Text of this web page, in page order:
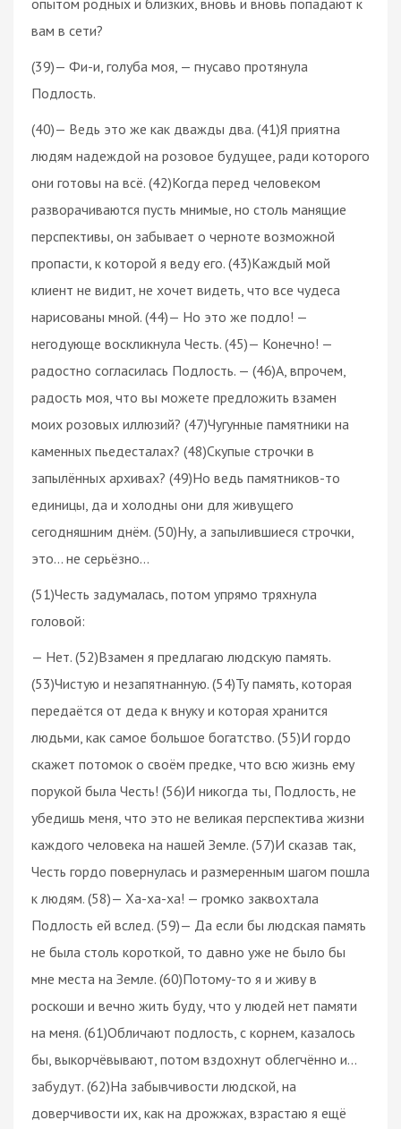
вам в сети?
(39)— Фи-и, голуба моя, — гнусаво протянула
Подлость.
(40)— Ведь это же как дважды два. (41)Я приятна
людям надеждой на розовое будущее, ради которого
они готовы на всё. (42)Когда перед человеком
разворачиваются пусть мнимые, но столь манящие
перспективы, он забывает о черноте возможной
пропасти, к которой я веду его. (43)Каждый мой
клиент не видит, не хочет видеть, что все чудеса
нарисованы мной. (44)— Но это же подло! —
негодующе воскликнула Честь. (45)— Конечно! —
радостно согласилась Подлость. — (46)А, впрочем,
радость моя, что вы можете предложить взамен
моих розовых иллюзий? (47)Чугунные памятники на
каменных пьедесталах? (48)Скупые строчки в
запылённых архивах? (49)Но ведь памятников-то
единицы, да и холодны они для живущего
сегодняшним днём. (50)Ну, а запылившиеся строчки,
это… не серьёзно…
(51)Честь задумалась, потом упрямо тряхнула
головой:
— Нет. (52)Взамен я предлагаю людскую память.
(53)Чистую и незапятнанную. (54)Ту память, которая
передаётся от деда к внуку и которая хранится
людьми, как самое большое богатство. (55)И гордо
скажет потомок о своём предке, что всю жизнь ему
порукой была Честь! (56)И никогда ты, Подлость, не
убедишь меня, что это не великая перспектива жизни
каждого человека на нашей Земле. (57)И сказав так,
Честь гордо повернулась и размеренным шагом пошла
к людям. (58)— Ха-ха-ха! — громко заквохтала
Подлость ей вслед. (59)— Да если бы людская память
не была столь короткой, то давно уже не было бы
мне места на Земле. (60)Потому-то я и живу в
роскоши и вечно жить буду, что у людей нет памяти
на меня. (61)Обличают подлость, с корнем, казалось
бы, выкорчёвывают, потом вздохнут облегчённо и…
забудут. (62)На забывчивости людской, на
доверчивости их, как на дрожжах, взрастаю я ещё